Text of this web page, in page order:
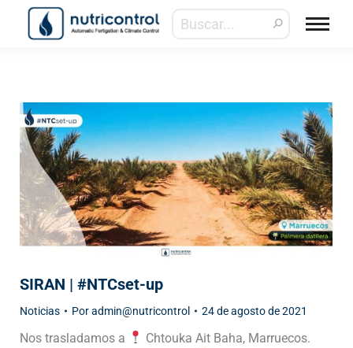
SIRAN | #NTCset-up
Noticias Poradmin@nutricontrol 24 de agosto de 2021
Nos trasladamos a
Chtouka Ait Baha, Marruecos.